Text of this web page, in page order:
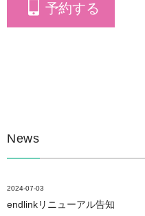
予約する
News
2024-07-03
endlinkリニューアル告知